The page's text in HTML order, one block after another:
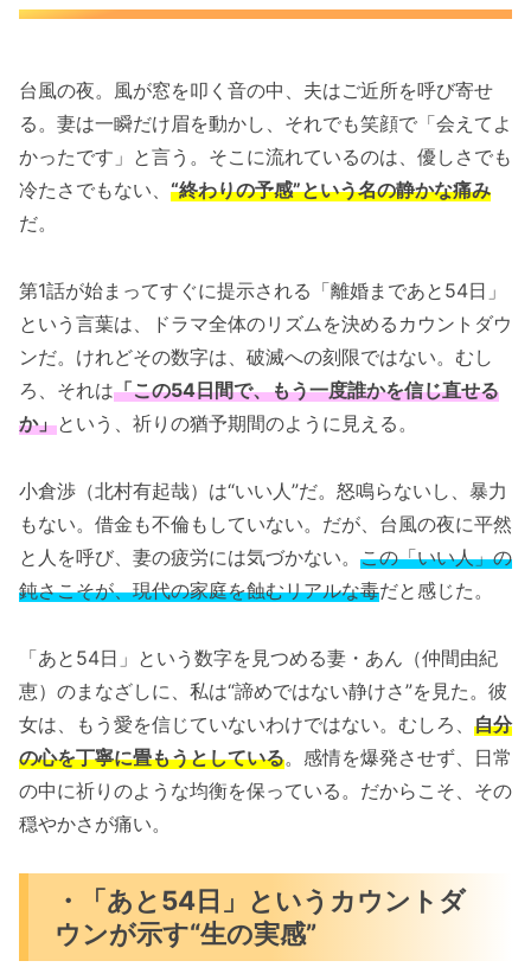
台風の夜。風が窓を叩く音の中、夫はご近所を呼び寄せ
る。妻は一瞬だけ眉を動かし、それでも笑顔で「会えてよ
かったです」と言う。そこに流れているのは、優しさでも
冷たさでもない、 “終わりの予感”という名の静かな痛み
だ。
第1話が始まってすぐに提示される「離婚まであと54日」
という言葉は、ドラマ全体のリズムを決めるカウントダウ
ンだ。けれどその数字は、破滅への刻限ではない。むし
ろ、それは「この54日間で、もう一度誰かを信じ直せる
か」という、祈りの猶予期間のように見える。
小倉渉（北村有起哉）は“いい人”だ。怒鳴らないし、暴力
もない。借金も不倫もしていない。だが、台風の夜に平然
と人を呼び、妻の疲労には気づかない。 この「いい人」の
鈍さこそが、現代の家庭を蝕むリアルな毒だと感じた。
「あと54日」という数字を見つめる妻・あん（仲間由紀
恵）のまなざしに、私は“諦めではない静けさ”を見た。彼
女は、もう愛を信じていないわけではない。むしろ、 自分
の心を丁寧に畳もうとしている。感情を爆発させず、日常
の中に祈りのような均衡を保っている。だからこそ、その
穏やかさが痛い。
・「あと54日」というカウントダ
ウンが示す“生の実感”